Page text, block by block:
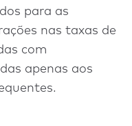
para as
nas taxas de
com
apenas aos